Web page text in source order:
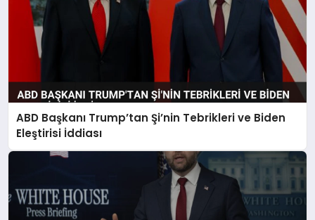
ABD Başkanı Trump’tan Şi’nin Tebrikleri ve Biden
Eleştirisi İddiası